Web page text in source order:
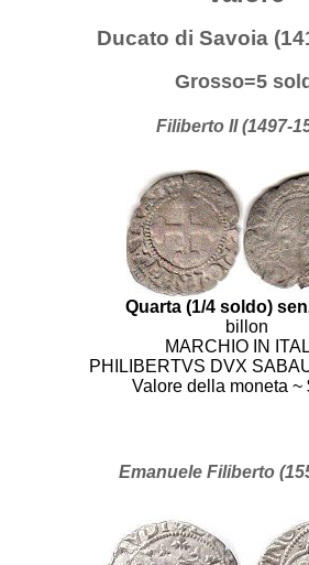
Ducato di Savoia
Grosso=5
Filiberto II (1497-
Quarta (1/4 soldo)
billon
MARCHIO IN
PHILIBERTVS DVX
Valore della moneta ~
Emanuele Filiberto